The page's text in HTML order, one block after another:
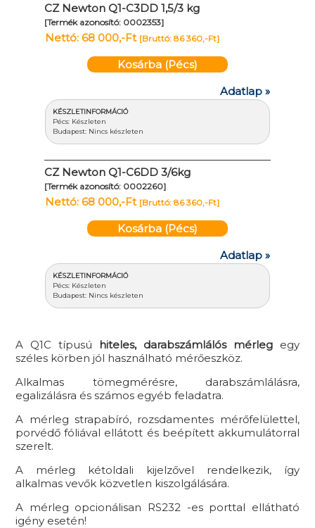
CZ Newton Q1-C3DD 1,5/3 kg
[Termék azonosító: 0002353]
Nettó: 68 000,-Ft [Bruttó: 86 360,-Ft]
Kosárba (Pécs)
Adatlap »
KÉSZLETINFORMÁCIÓ
Pécs: Készleten
Budapest: Nincs készleten
CZ Newton Q1-C6DD 3/6kg
[Termék azonosító: 0002260]
Nettó: 68 000,-Ft [Bruttó: 86 360,-Ft]
Kosárba (Pécs)
Adatlap »
KÉSZLETINFORMÁCIÓ
Pécs: Készleten
Budapest: Nincs készleten
A Q1C típusú hiteles, darabszámlálós mérlegegy
széles körben jól használható mérőeszköz.
Alkalmas tömegmérésre, darabszámlálásra,
egalizálásra és számos egyéb feladatra.
A mérleg strapabíró, rozsdamentes mérőfelülettel,
porvédő fóliával ellátott és beépített akkumulátorral
szerelt.
A mérleg kétoldali kijelzővel rendelkezik, így
alkalmas vevők közvetlen kiszolgálására.
A mérleg opcionálisan RS232 -es porttal ellátható
igény esetén!